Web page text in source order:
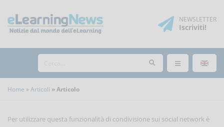
NEWSLETTER
Iscriviti!
Home Articoli Articolo
Per utilizzare questa funzionalità di condivisione sui social network è